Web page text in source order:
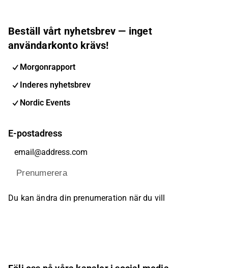
Beställ vårt nyhetsbrev — inget
användarkonto krävs!
Morgonrapport
Inderes nyhetsbrev
Nordic Events
E-postadress
Prenumerera
Du kan ändra din prenumeration när du vill